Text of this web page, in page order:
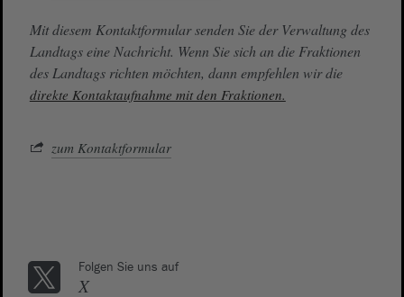
Mit diesem Kontaktformular senden Sie der Verwaltung des
Landtags eine Nachricht. Wenn Sie sich an die Fraktionen
des Landtags richten möchten, dann empfehlen wir die
direkte Kontaktaufnahme mit den Fraktionen.
zum Kontaktformular
Folgen Sie uns auf
X